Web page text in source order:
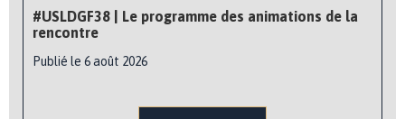
#USLDGF38 | Le programme des animations de la
rencontre
Publié le 6 août 2026